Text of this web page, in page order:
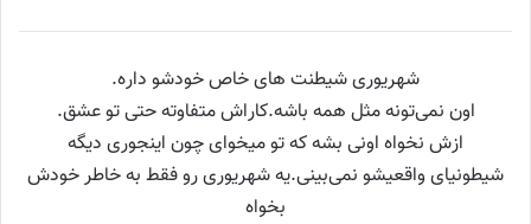
شهرﯾﻮﺭﯼ ﺷﯿﻄﻨﺖ ﻫﺎﯼ ﺧﺎﺹ ﺧﻮﺩﺷﻮ ﺩﺍﺭﻩ.
ﺍﻭﻥ ﻧﻤﯽ‌ﺗﻮﻧﻪ ﻣﺜﻞ ﻫﻤﻪ ﺑﺎﺷﻪ.ﮐﺎﺭﺍﺵ ﻣﺘﻔﺎﻭﺗﻪ ﺣﺘﯽ ﺗﻮ ﻋﺸﻖ.
ﺍﺯﺵ ﻧﺨﻮﺍﻩ ﺍﻭﻧﯽ ﺑﺸﻪ ﮐﻪ ﺗﻮ ﻣﯿﺨﻮﺍﯼ ﭼﻮﻥ ﺍﯾﻨﺠﻮﺭﯼ ﺩﯾﮕﻪ
ﺷﯿﻄﻮﻧﯿﺎﯼ ﻭﺍﻗﻌﯿﺸﻮ ﻧﻤﯽ‌ﺑﯿﻨﯽ.ﯾﻪ ﺷﻬﺮﯾﻮﺭﯼ ﺭﻭ ﻓﻘﻂ ﺑﻪ ﺧﺎﻃﺮ ﺧﻮﺩﺵ
ﺑﺨﻮﺍﻩ